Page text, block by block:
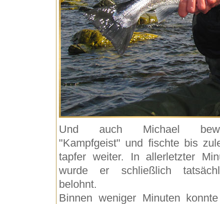
Und auch Michael
"Kampfgeist" und fischte bis
tapfer weiter. In allerletzter
wurde er schließlich
belohnt.
Binnen weniger Minuten